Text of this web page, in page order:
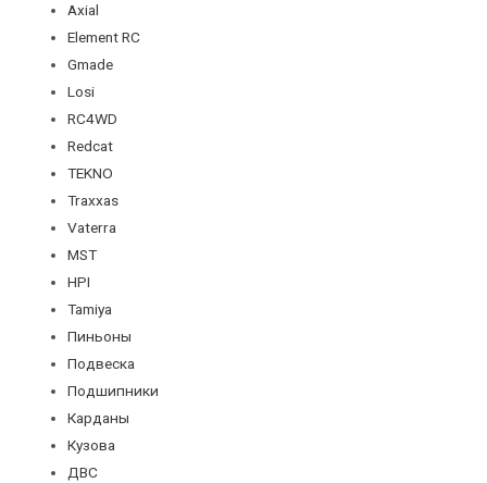
Axial
Element RC
Gmade
Losi
RC4WD
Redcat
TEKNO
Traxxas
Vaterra
MST
HPI
Tamiya
Пиньоны
Подвеска
Подшипники
Карданы
Кузова
ДВС